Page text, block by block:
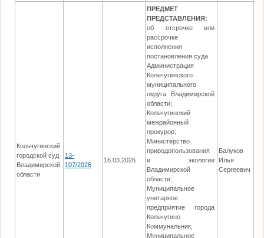
Кольчугинский
городской суд
Владимирской
области
13-
107/2026
16.03.2026
ПРЕДМЕТ
ПРЕДСТАВЛЕНИЯ:
об отсрочке или
рассрочке
исполнения
постановления суда
Администрация
Кольчугинского
муниципального
округа Владимирской
области;
Кольчугинский
межрайонный
прокурор;
Министерство
природопользования
и экологии
Владимирской
области;
Муниципальное
унитарное
предприятие города
Кольчугино
Коммунальник;
Муниципальное
Балуков
Илья
Сергеевич